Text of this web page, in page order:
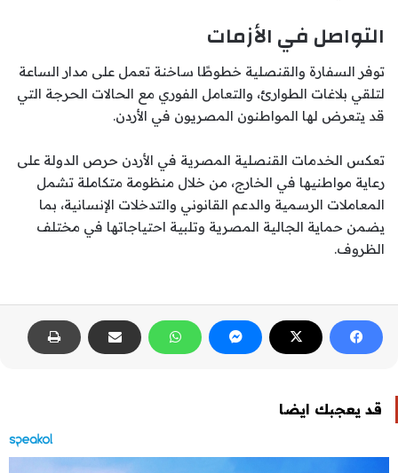
التواصل في الأزمات
توفر السفارة والقنصلية خطوطًا ساخنة تعمل على مدار الساعة
لتلقي بلاغات الطوارئ، والتعامل الفوري مع الحالات الحرجة التي
قد يتعرض لها المواطنون المصريون في الأردن.
تعكس الخدمات القنصلية المصرية في الأردن حرص الدولة على
رعاية مواطنيها في الخارج، من خلال منظومة متكاملة تشمل
المعاملات الرسمية والدعم القانوني والتدخلات الإنسانية، بما
يضمن حماية الجالية المصرية وتلبية احتياجاتها في مختلف
الظروف.
قد يعجبك ايضا